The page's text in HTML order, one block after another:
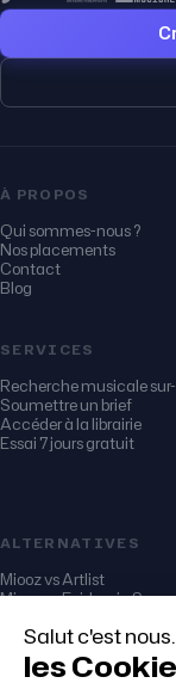
À PROPOS
Qui sommes-nous ?
Nos placements
Contact
Blog
SERVICES
Recherche musicale
Soumettre un brief
Accéder à la librairie
Essai 7 jours gratuit
ALTERNATIVES
Miooz vs Artlist
Miooz vs Epidemic
Miooz vs Soundstripe
Miooz vs PremiumBeat
Miooz vs Musicbed